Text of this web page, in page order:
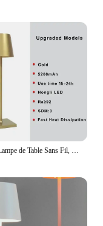
Poldina-Lampe de Table Sans Fil, Rechargeable par USB, Joli Tactile Étanche, pour Chambre à Coucher, Hôtel, Salon, Restaurant